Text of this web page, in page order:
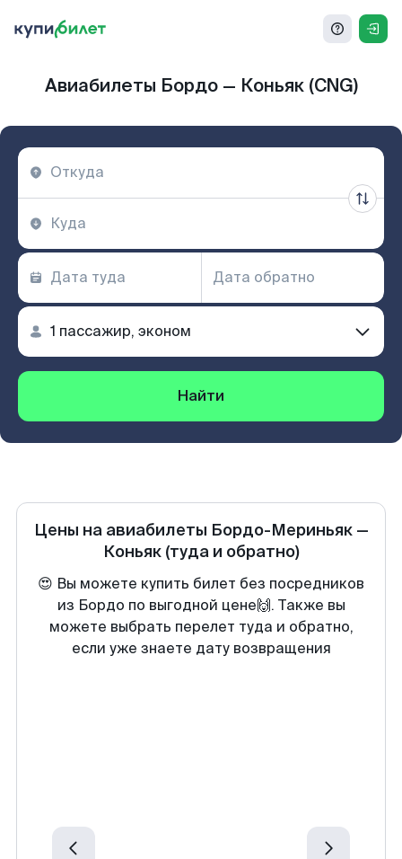
Авиабилеты Бордо — Коньяк (CNG)
Найти
Цены на авиабилеты Бордо-Мериньяк—
Коньяк (туда и обратно)
😍 Вы можете купить билет без посредников
из Бордо по выгодной цене🙌. Также вы
можете выбрать перелет туда и обратно,
если уже знаете дату возвращения